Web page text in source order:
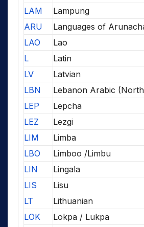
LAM
Lampung
ARU
Languages of
LAO
Lao
L
Latin
LV
Latvian
LBN
Lebanon Arabic
LEP
Lepcha
LEZ
Lezgi
LIM
Limba
LBO
Limboo /Limbu
LIN
Lingala
LIS
Lisu
LT
Lithuanian
LOK
Lokpa / Lukpa